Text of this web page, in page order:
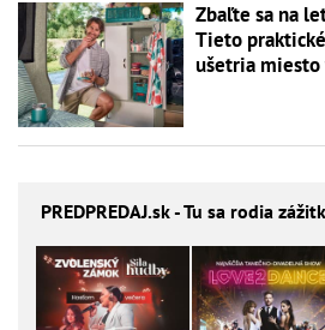
Zbaľte sa na
Tieto
ušetria miesto
PREDPREDAJ.sk - Tu sa rodia